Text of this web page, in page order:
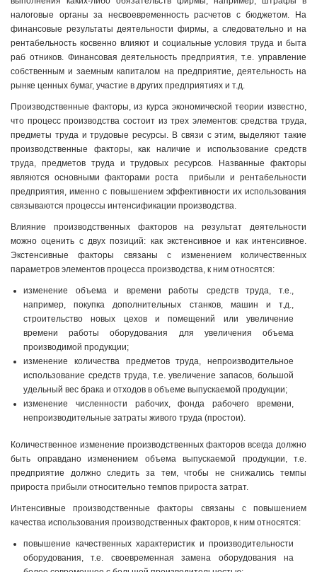
налоговые органы за несвоевременность расчетов с бюджетом. На
финансовые результаты деятельности фирмы, а следовательно и на
рентабельность косвенно влияют и социальные условия труда и быта
раб отников. Финансовая деятельность предприятия, т.е. управление
собственным и заемным капиталом на предприятие, деятельность на
рынке ценных бумаг, участие в других предприятиях и т.д.
Производственные факторы, из курса экономической теории известно,
что процесс производства состоит из трех элементов: средства труда,
предметы труда и трудовые ресурсы. В связи с этим, выделяют такие
производственные факторы, как наличие и использование средств
труда, предметов труда и трудовых ресурсов. Названные факторы
являются основными факторами роста прибыли и рентабельности
предприятия, именно с повышением эффективности их использования
связываются процессы интенсификации производства.
Влияние производственных факторов на результат деятельности
можно оценить с двух позиций: как экстенсивное и как интенсивное.
Экстенсивные факторы связаны с изменением количественных
параметров элементов процесса производства, к ним относятся:
изменение объема и времени работы средств труда, т.е.,
например, покупка дополнительных станков, машин и т.д.,
строительство новых цехов и помещений или увеличение
времени работы оборудования для увеличения объема
производимой продукции;
изменение количества предметов труда, непроизводительное
использование средств труда, т.е. увеличение запасов, большой
удельный вес брака и отходов в объеме выпускаемой продукции;
изменение численности рабочих, фонда рабочего времени,
непроизводительные затраты живого труда (простои).
Количественное изменение производственных факторов всегда должно
быть оправдано изменением объема выпускаемой продукции, т.е.
предприятие должно следить за тем, чтобы не снижались темпы
прироста прибыли относительно темпов прироста затрат.
Интенсивные производственные факторы связаны с повышением
качества использования производственных факторов, к ним относятся:
повышение качественных характеристик и производительности
оборудования, т.е. своевременная замена оборудования на